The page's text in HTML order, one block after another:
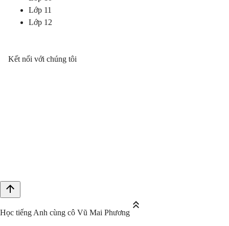
Lớp 11
Lớp 12
Kết nối với chúng tôi
Học tiếng Anh cùng cô Vũ Mai Phương